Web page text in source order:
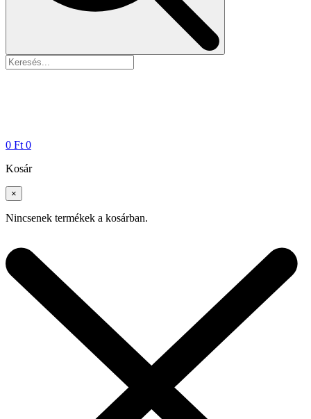
0 Ft 0
Kosár
×
Nincsenek termékek a kosárban.